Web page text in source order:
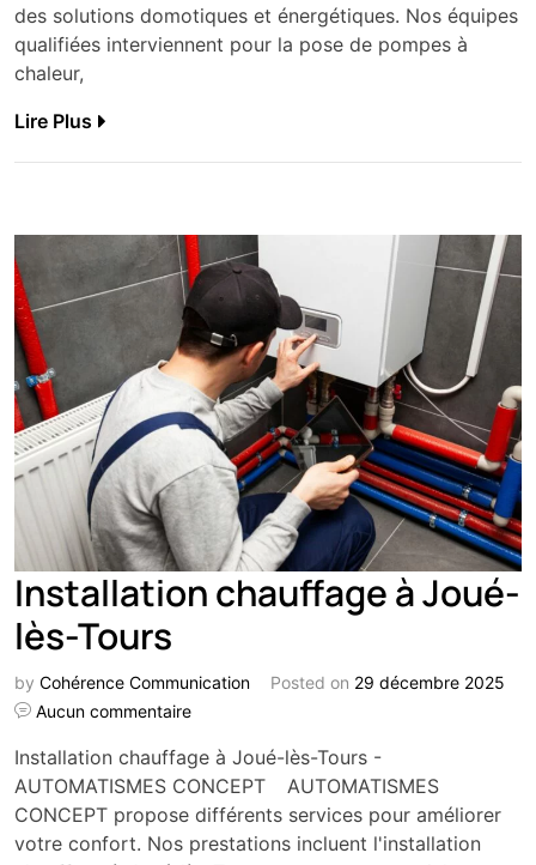
des solutions domotiques et énergétiques. Nos équipes
qualifiées interviennent pour la pose de pompes à
chaleur,
Lire Plus
Installation chauffage à Joué-
lès-Tours
by Cohérence Communication Posted on 29 décembre 2025
Aucun commentaire
Installation chauffage à Joué-lès-Tours -
AUTOMATISMES CONCEPT AUTOMATISMES
CONCEPT propose différents services pour améliorer
votre confort. Nos prestations incluent l'installation